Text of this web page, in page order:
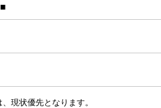
現状優先となります。